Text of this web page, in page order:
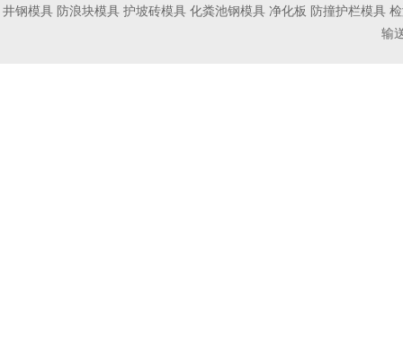
井钢模具 防浪块模具 护坡砖模具 化粪池钢模具 净化板 防撞护栏模具
输